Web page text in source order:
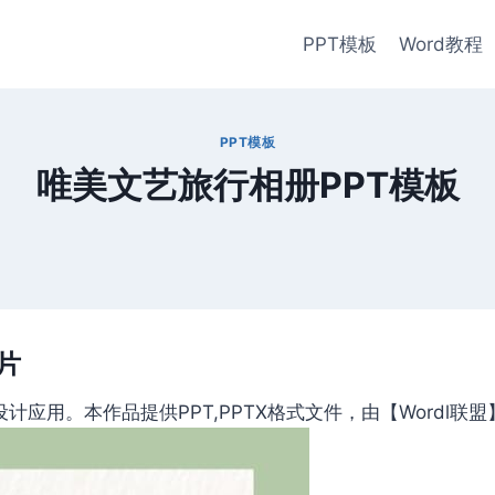
PPT模板 Word教程
PPT模板
唯美文艺旅行相册PPT模板
应用。本作品提供PPT,PPTX格式文件，由【Wordl联